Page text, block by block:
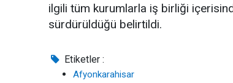
ilgili tüm kurumlarla iş birliği
sürdürüldüğü belirtildi.
Etiketler :
Afyonkarahisar